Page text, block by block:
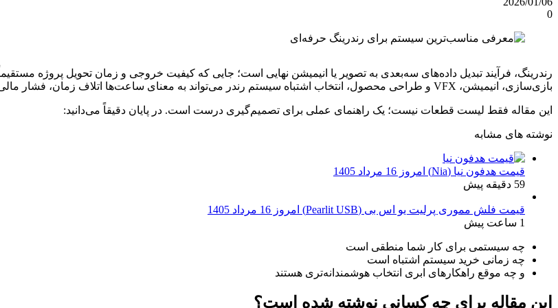
0
رندرینگ، فرآیند تبدیل داده‌های سه‌بعدی به تصویر یا انیمیشن نهایی است؛ جایی که کیفیت خروجی و زمان تحویل پروژه
بازی‌سازی، انیمیشن، VFX و طراحی محصول، انتخاب اشتباه سیستم رندر می‌تواند به معنای ساعت‌ها اتلاف زمان، فشار مالی و حتی از دست دادن پروژه باشد.
این مقاله فقط لیست قطعات نیست؛ یک راهنمای عملی برای تصمیم‌گیری درست است. در پایان دقیقاً می‌دانید:
نوشته های مشابه
قیمت هدفون نیا (Nia) امروز 16 مرداد 1405
59 دقیقه پیش
قیمت فلش مموری پرلیت یو اس بی (Pearlit USB) امروز 16 مرداد 1405
1 ساعت پیش
چه سیستمی برای کار شما منطقی است
چه زمانی خرید سیستم اشتباه است
و چه موقع راهکارهای ابری انتخاب هوشمندانه‌تری هستند
این مقاله برای چه کسانی نوشته شده است؟